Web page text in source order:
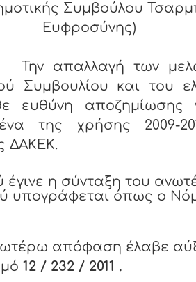
Συμβούλου
Ευφροσύνης)
απαλλαγή των
Συμβουλίου και του
ευθύνη αποζημίωσης
της χρήσης 2009-
ΔΑΚΕΚ.
έγινε η σύνταξη του
υπογράφεται όπως ο
απόφαση έλαβε
12 / 232 / 2011 .